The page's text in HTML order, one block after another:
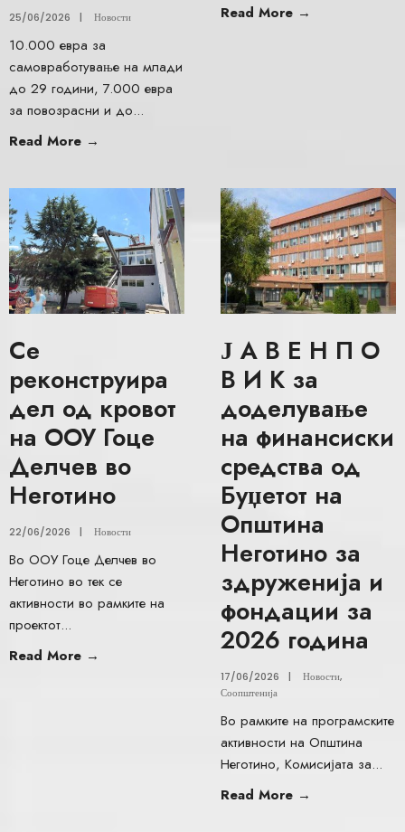
25/06/2026 | Новости
10.000 евра за
самовработување на млади
до 29 години, 7.000 евра
за повозрасни и до...
Read More →
Read More →
Се
реконструира
дел од кровот
на ООУ Гоце
Делчев во
Неготино
22/06/2026 | Новости
Во ООУ Гоце Делчев во
Неготино во тек се
активности во рамките на
проектот...
Read More →
Ј А В Е Н П О
В И К за
доделување
на финансиски
средства од
Буџетот на
Општина
Неготино за
здруженија и
фондации за
2026 година
17/06/2026 | Новости,
Соопштенија
Во рамките на програмските
активности на Општина
Неготино, Комисијата за...
Read More →